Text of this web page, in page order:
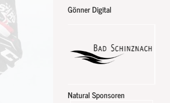
Gönner Digital
Natural Sponsoren